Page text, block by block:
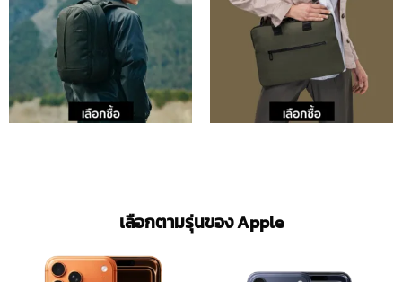
เลือกตามรุ่นของ Apple